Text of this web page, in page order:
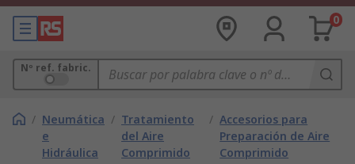
0
Nº ref. fabric.
/ Neumática
e
Hidráulica
/ Tratamiento
del Aire
Comprimido
/ Accesorios para
Preparación de Aire
Comprimido